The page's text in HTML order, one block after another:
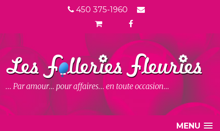
450 375-1960
MENU